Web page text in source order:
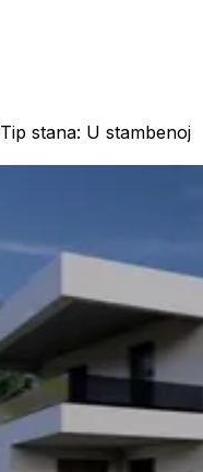
Tip stana: U stambenoj